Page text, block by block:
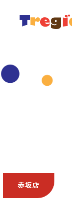
赤坂店